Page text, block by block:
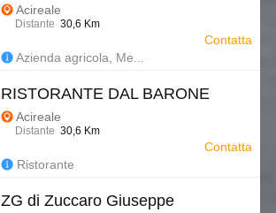
Acireale
Distante 30,6 Km
Azienda agricola, Me...
Contatta
RISTORANTE DAL BARONE
Acireale
Distante 30,6 Km
Ristorante
Contatta
ZG di Zuccaro Giuseppe